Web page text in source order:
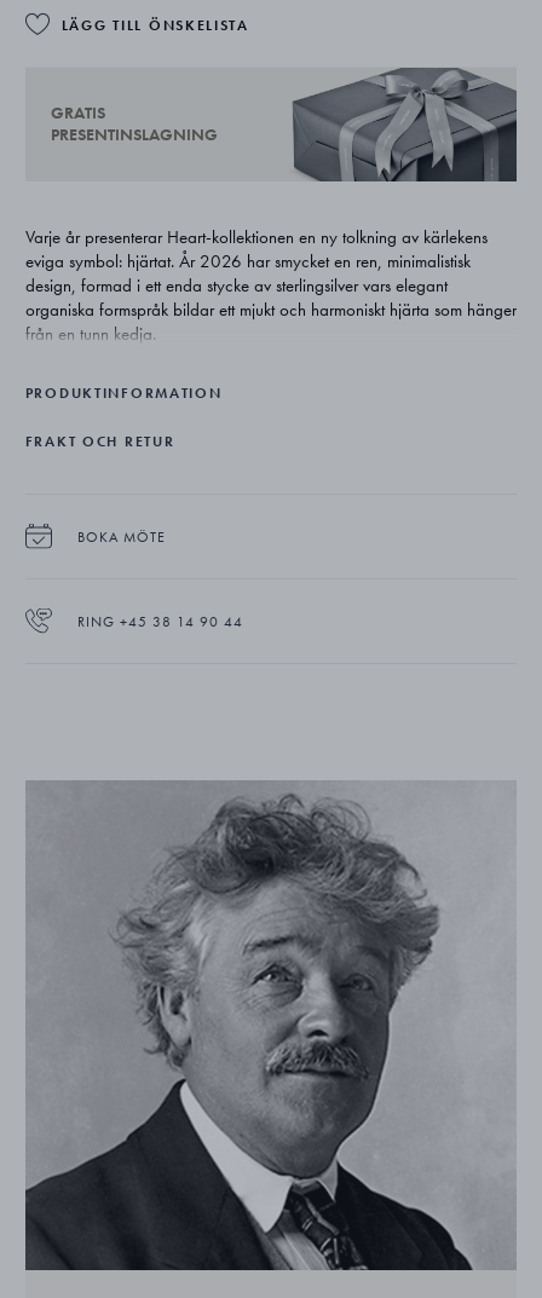
LÄGG TILL ÖNSKELISTA
GRATIS
PRESENTINSLAGNING
Varje år presenterar Heart-kollektionen en ny tolkning av kärlekens
eviga symbol: hjärtat. År 2026 har smycket en ren, minimalistisk
design, formad i ett enda stycke av sterlingsilver vars elegant
organiska formspråk bildar ett mjukt och harmoniskt hjärta som hänger
från en tunn kedja.
PRODUKTINFORMATION
FRAKT OCH RETUR
BOKA MÖTE
RING +45 38 14 90 44